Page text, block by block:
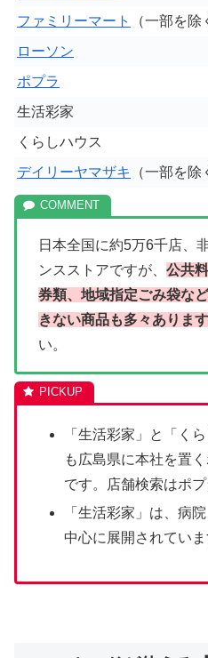
ファミリーマート
（一部を除
ローソン
ポプラ
生活彩家
くらしハウス
デイリーヤマザキ
（一部を除
日本全国に約5万6千店、
ンスストアですが、 公共
券類、地域指定ごみ袋な
きない商品も多々あります
い。
「生活彩家」と「く
も広島県に本社を置
です。店舗検索はポプ
「生活彩家」は、病
中心に展開されていま